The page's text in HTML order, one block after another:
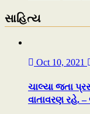
સાહિત્ય
Oct 10, 2021
ચાલ્યા જતા
વાતાવરણ રહે. –